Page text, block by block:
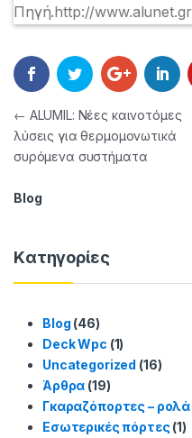
Πηγή.http://www.alunet.gr
Πλοήγηση άρθρων
← ALUMIL: Νέες καινοτόμες
λύσεις για θερμομονωτικά
συρόμενα συστήματα
Blog
Kατηγορίες
Blog (46)
Deck Wpc (1)
Uncategorized (16)
Άρθρα (19)
Γκαραζόπορτες – ρολά
Εσωτερικές πόρτες(1)